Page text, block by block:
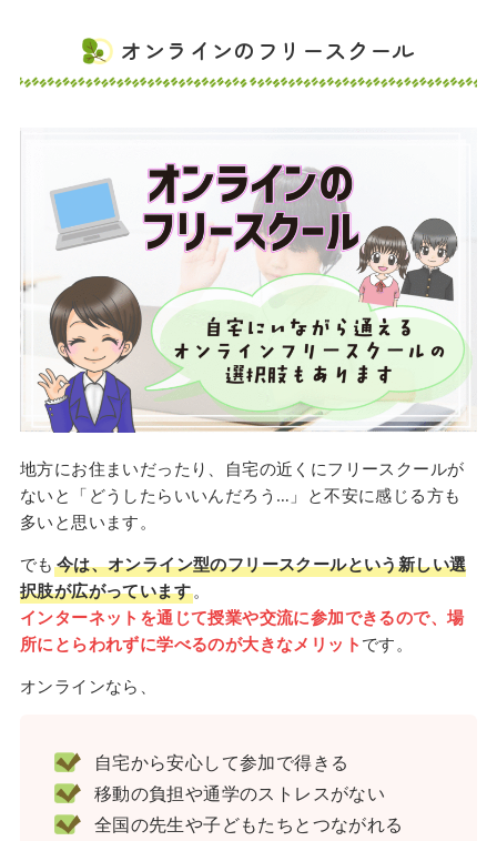
オンラインのフリースクール
地方にお住まいだったり、自宅の近くにフリースクールが
ないと「どうしたらいいんだろう…」と不安に感じる方も
多いと思います。
でも 今は、オンライン型のフリースクールという新しい選
択肢が広がっています。
インターネットを通じて授業や交流に参加できるので、場
所にとらわれずに学べるのが大きなメリット です。
オンラインなら、
自宅から安心して参加で得きる
移動の負担や通学のストレスがない
全国の先生や子どもたちとつながれる